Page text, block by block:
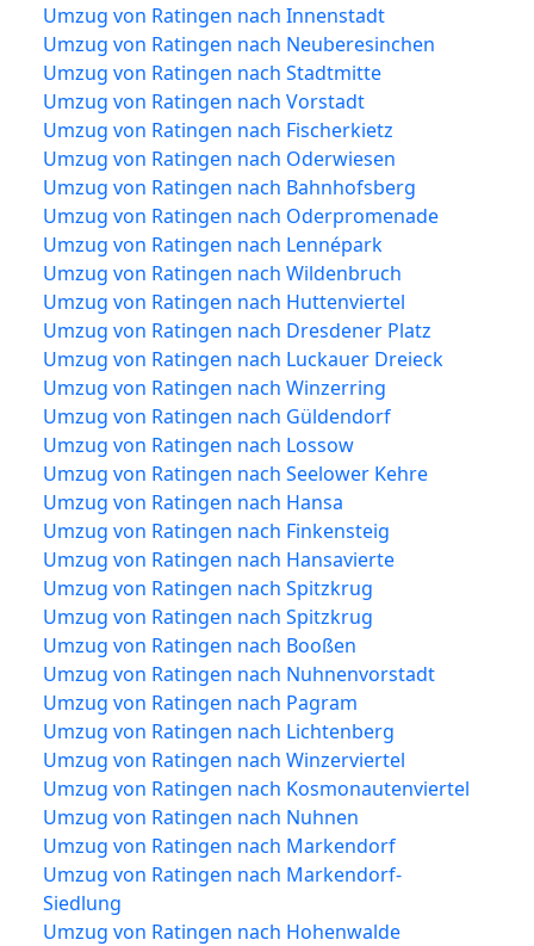
Umzug von Ratingen nach Innenstadt
Umzug von Ratingen nach Neuberesinchen
Umzug von Ratingen nach Stadtmitte
Umzug von Ratingen nach Vorstadt
Umzug von Ratingen nach Fischerkietz
Umzug von Ratingen nach Oderwiesen
Umzug von Ratingen nach Bahnhofsberg
Umzug von Ratingen nach Oderpromenade
Umzug von Ratingen nach Lennépark
Umzug von Ratingen nach Wildenbruch
Umzug von Ratingen nach Huttenviertel
Umzug von Ratingen nach Dresdener Platz
Umzug von Ratingen nach Luckauer Dreieck
Umzug von Ratingen nach Winzerring
Umzug von Ratingen nach Güldendorf
Umzug von Ratingen nach Lossow
Umzug von Ratingen nach Seelower Kehre
Umzug von Ratingen nach Hansa
Umzug von Ratingen nach Finkensteig
Umzug von Ratingen nach Hansavierte
Umzug von Ratingen nach Spitzkrug
Umzug von Ratingen nach Spitzkrug
Umzug von Ratingen nach Booßen
Umzug von Ratingen nach Nuhnenvorstadt
Umzug von Ratingen nach Pagram
Umzug von Ratingen nach Lichtenberg
Umzug von Ratingen nach Winzerviertel
Umzug von Ratingen nach Kosmonautenviertel
Umzug von Ratingen nach Nuhnen
Umzug von Ratingen nach Markendorf
Umzug von Ratingen nach Markendorf-
Siedlung
Umzug von Ratingen nach Hohenwalde